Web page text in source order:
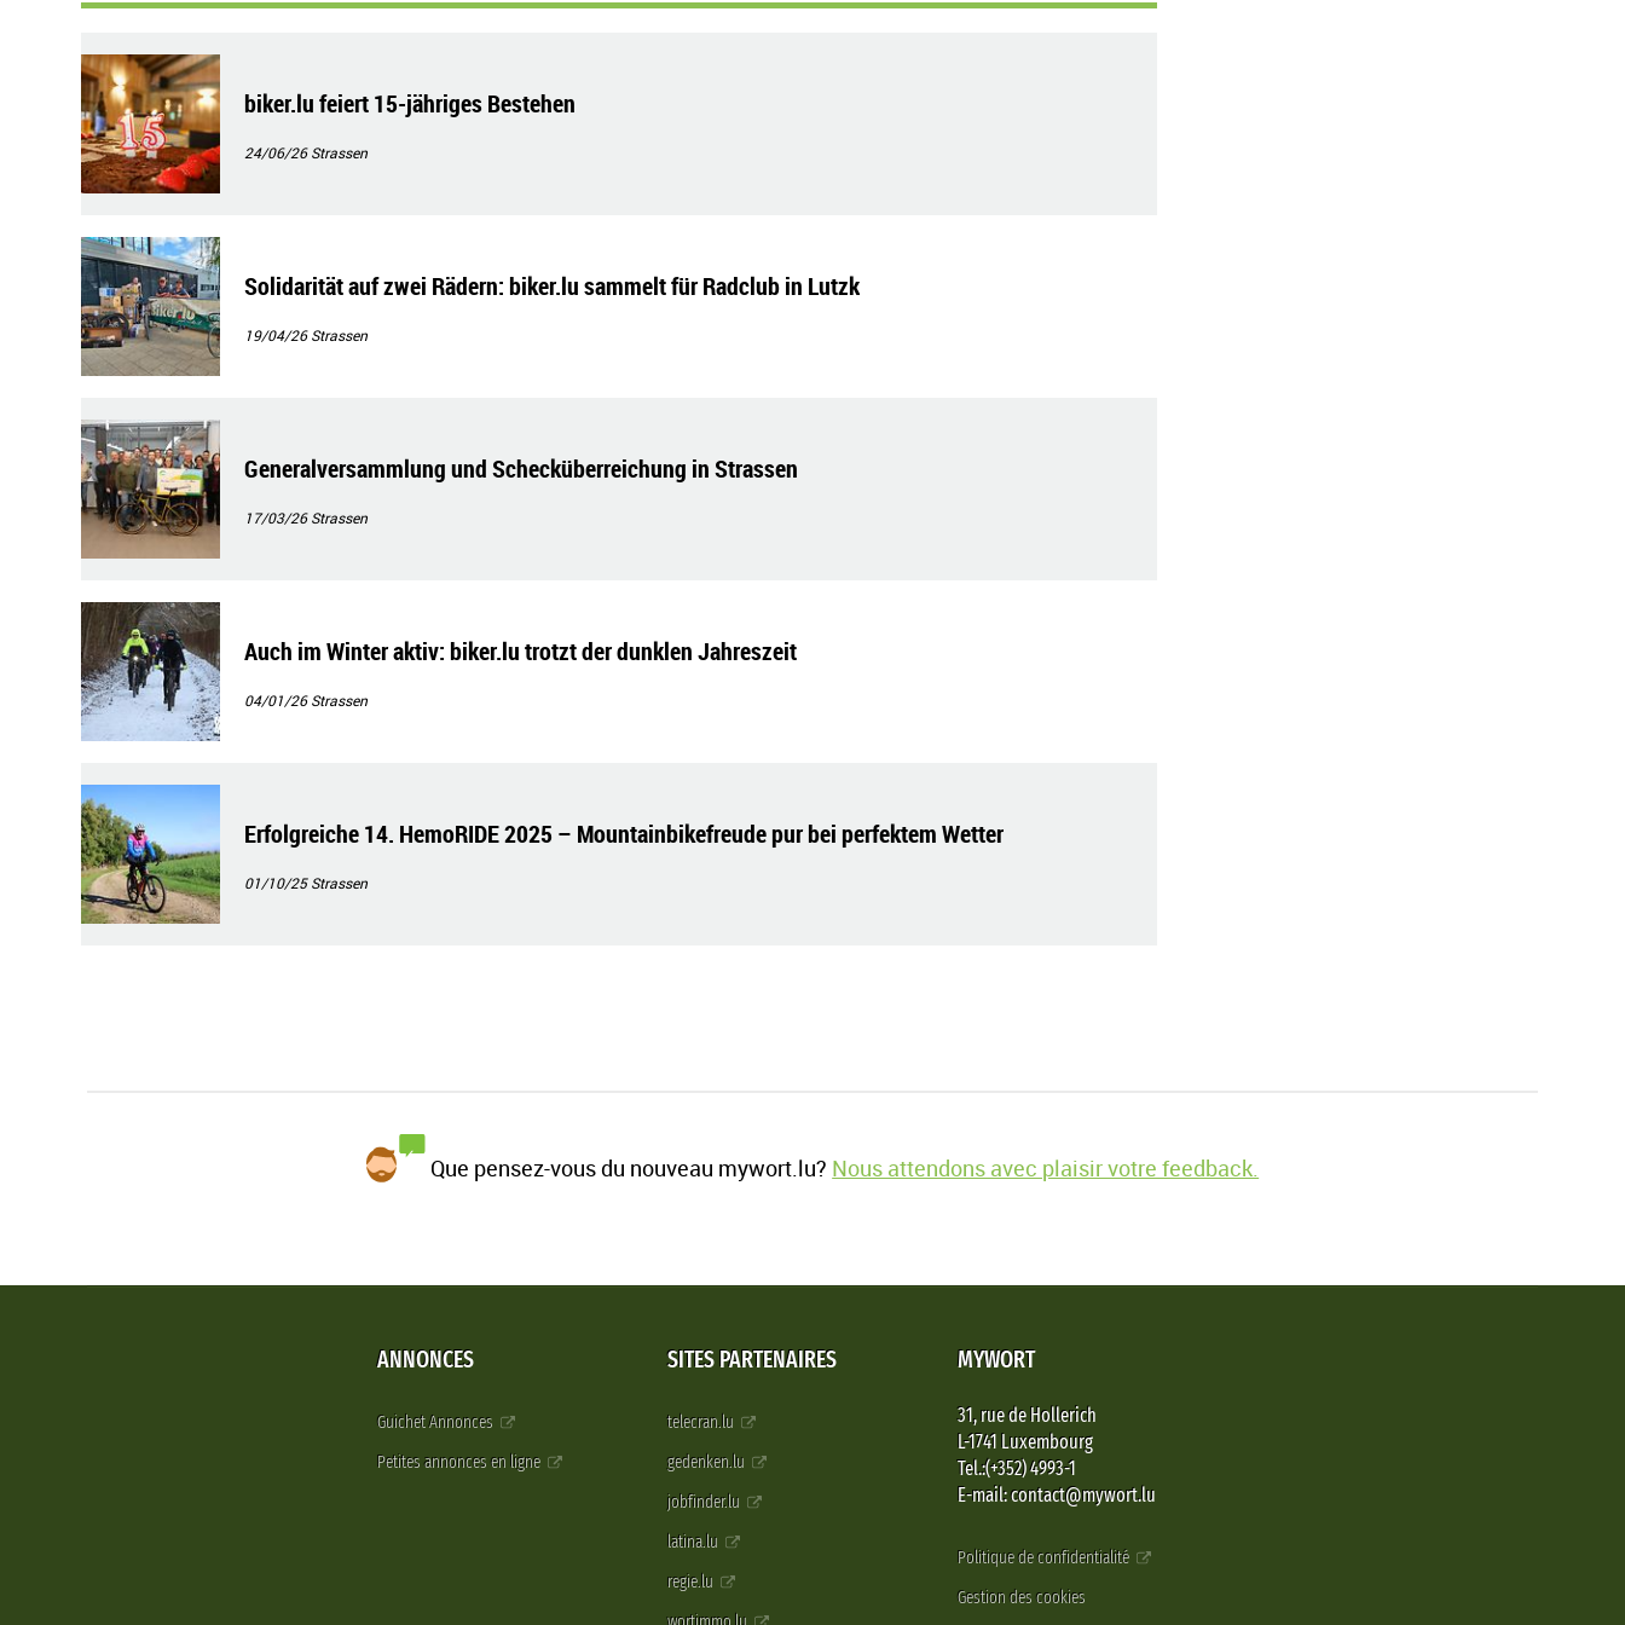
biker.lu feiert 15-jähriges Bestehen
24/06/26Strassen
Solidarität auf zwei Rädern: biker.lu sammelt für Radclub in Lutzk
19/04/26Strassen
Generalversammlung und Schecküberreichung in Strassen
17/03/26Strassen
Auch im Winter aktiv: biker.lu trotzt der dunklen Jahreszeit
04/01/26Strassen
Erfolgreiche 14. HemoRIDE 2025 – Mountainbikefreude pur bei perfektem Wetter
01/10/25Strassen
Que pensez-vous du nouveau mywort.lu? Nous attendons avec plaisir votre feedback.
ANNONCES
Guichet Annonces
Petites annonces en ligne
SITES PARTENAIRES
telecran.lu
gedenken.lu
jobfinder.lu
latina.lu
regie.lu
MYWORT
31, rue de Hollerich
L-1741 Luxembourg
Tel.:(+352) 4993-1
E-mail: contact@mywort.lu
Politique de confidentialité
Gestion des cookies